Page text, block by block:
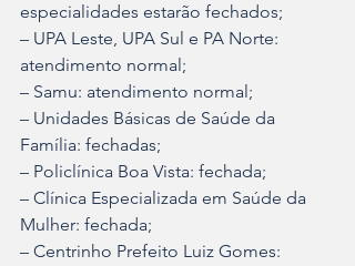
especialidades estarão fechados;
– UPA Leste, UPA Sul e PA Norte:
atendimento normal;
– Samu: atendimento normal;
– Unidades Básicas de Saúde da
Família: fechadas;
– Policlínica Boa Vista: fechada;
– Clínica Especializada em Saúde da
Mulher: fechada;
– Centrinho Prefeito Luiz Gomes: